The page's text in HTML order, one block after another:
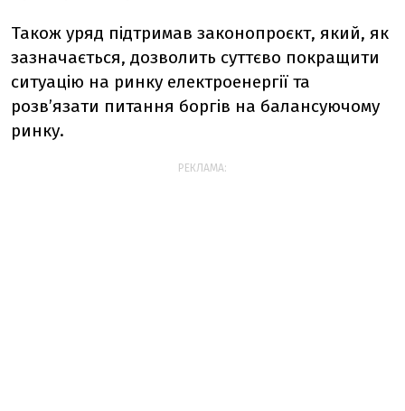
Також уряд підтримав законопроєкт, який, як
зазначається, дозволить суттєво покращити
ситуацію на ринку електроенергії та
розв’язати питання боргів на балансуючому
ринку.
РЕКЛАМА: